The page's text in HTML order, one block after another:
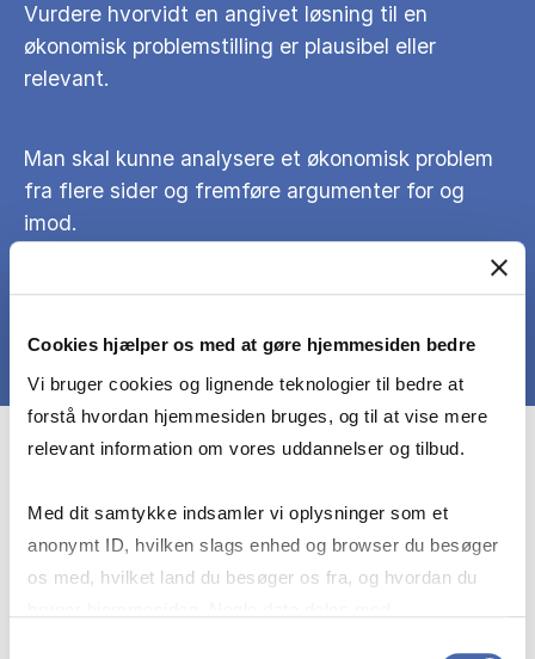
Cookies hjælper os med at gøre hjemmesiden bedre
Vi bruger cookies og lignende teknologier til bedre at
forstå hvordan hjemmesiden bruges, og til at vise mere
relevant information om vores uddannelser og tilbud.
Med dit samtykke indsamler vi oplysninger som et
anonymt ID, hvilken slags enhed og browser du besøger
os med, hvilket land du besøger os fra, og hvordan du
Vurdere hvorvidt en angivet løsning til en
økonomisk problemstilling er plausibel eller
relevant.
Man skal kunne analysere et økonomisk problem
fra flere sider og fremføre argumenter for og
imod.
Course prerequisites
At de studerende kan læse engelsk faglitteratur
samt deltage i faglige aktiviteter på engelsk.